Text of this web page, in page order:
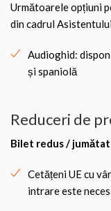
Următoarele opțiuni
din cadrul
Audioghid:
și spaniolă
Reduceri de
Bilet redus /
Cetățeni UE cu
intrare este